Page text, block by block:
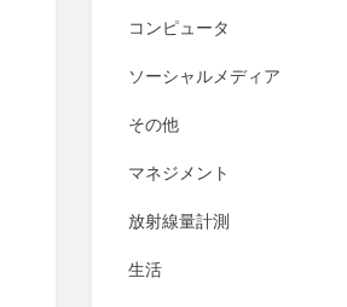
コンピュータ
ソーシャルメディア
その他
マネジメント
放射線量計測
生活